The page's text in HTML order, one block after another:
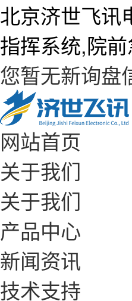
北京济世飞讯
指挥系统,院
您暂无新询盘
网站首页
关于我们
关于我们
产品中心
新闻资讯
技术支持